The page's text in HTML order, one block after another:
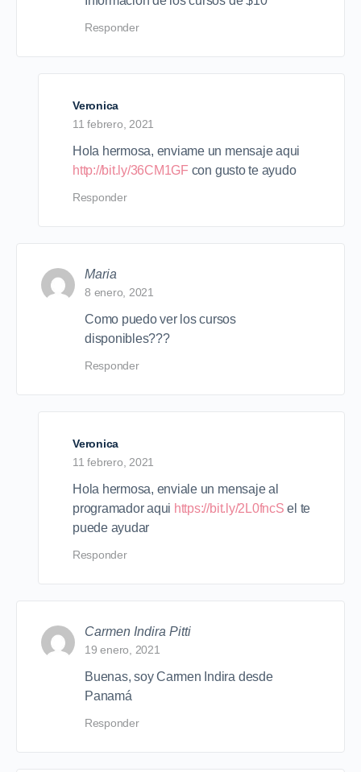
Responder
Veronica
11 febrero, 2021
Hola hermosa, enviame un mensaje aqui
http://bit.ly/36CM1GF con gusto te ayudo
Responder
Maria
8 enero, 2021
Como puedo ver los cursos
disponibles???
Responder
Veronica
11 febrero, 2021
Hola hermosa, enviale un mensaje al
programador aqui https://bit.ly/2L0fncS el te
puede ayudar
Responder
Carmen Indira Pitti
19 enero, 2021
Buenas, soy Carmen Indira desde
Panamá
Responder